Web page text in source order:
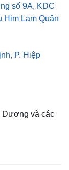
và các